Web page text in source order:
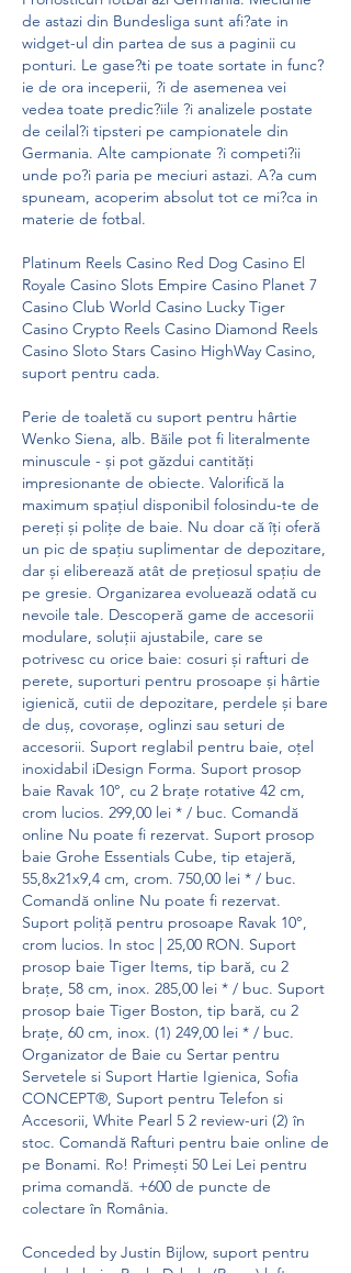
de astazi din Bundesliga sunt afi?ate in
widget-ul din partea de sus a paginii cu
ponturi. Le gase?ti pe toate sortate in func?
ie de ora inceperii, ?i de asemenea vei
vedea toate predic?iile ?i analizele postate
de ceilal?i tipsteri pe campionatele din
Germania. Alte campionate ?i competi?ii
unde po?i paria pe meciuri astazi. A?a cum
spuneam, acoperim absolut tot ce mi?ca in
materie de fotbal.
Platinum Reels Casino Red Dog Casino El
Royale Casino Slots Empire Casino Planet 7
Casino Club World Casino Lucky Tiger
Casino Crypto Reels Casino Diamond Reels
Casino Sloto Stars Casino HighWay Casino,
suport pentru cada.
Perie de toaletă cu suport pentru hârtie
Wenko Siena, alb. Băile pot fi literalmente
minuscule - și pot găzdui cantități
impresionante de obiecte. Valorifică la
maximum spațiul disponibil folosindu-te de
pereți și polițe de baie. Nu doar că îți oferă
un pic de spațiu suplimentar de depozitare,
dar și eliberează atât de prețiosul spațiu de
pe gresie. Organizarea evoluează odată cu
nevoile tale. Descoperă game de accesorii
modulare, soluții ajustabile, care se
potrivesc cu orice baie: cosuri și rafturi de
perete, suporturi pentru prosoape și hârtie
igienică, cutii de depozitare, perdele și bare
de duș, covorașe, oglinzi sau seturi de
accesorii. Suport reglabil pentru baie, oțel
inoxidabil iDesign Forma. Suport prosop
baie Ravak 10°, cu 2 brațe rotative 42 cm,
crom lucios. 299,00 lei * / buc. Comandă
online Nu poate fi rezervat. Suport prosop
baie Grohe Essentials Cube, tip etajeră,
55,8x21x9,4 cm, crom. 750,00 lei * / buc.
Comandă online Nu poate fi rezervat.
Suport poliță pentru prosoape Ravak 10°,
crom lucios. In stoc | 25,00 RON. Suport
prosop baie Tiger Items, tip bară, cu 2
brațe, 58 cm, inox. 285,00 lei * / buc. Suport
prosop baie Tiger Boston, tip bară, cu 2
brațe, 60 cm, inox. (1) 249,00 lei * / buc.
Organizator de Baie cu Sertar pentru
Servetele si Suport Hartie Igienica, Sofia
CONCEPT®, Suport pentru Telefon si
Accesorii, White Pearl 5 2 review-uri (2) în
stoc. Comandă Rafturi pentru baie online de
pe Bonami. Ro! Primești 50 Lei Lei pentru
prima comandă. +600 de puncte de
colectare în România.
Conceded by Justin Bijlow, suport pentru